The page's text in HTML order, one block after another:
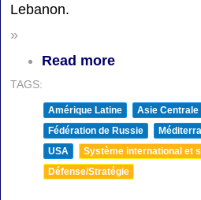
Lebanon.
»
Read more
TAGS:
Amérique Latine
Asie Centrale
Fédération de Russie
USA
Système international et
Défense/Stratégie